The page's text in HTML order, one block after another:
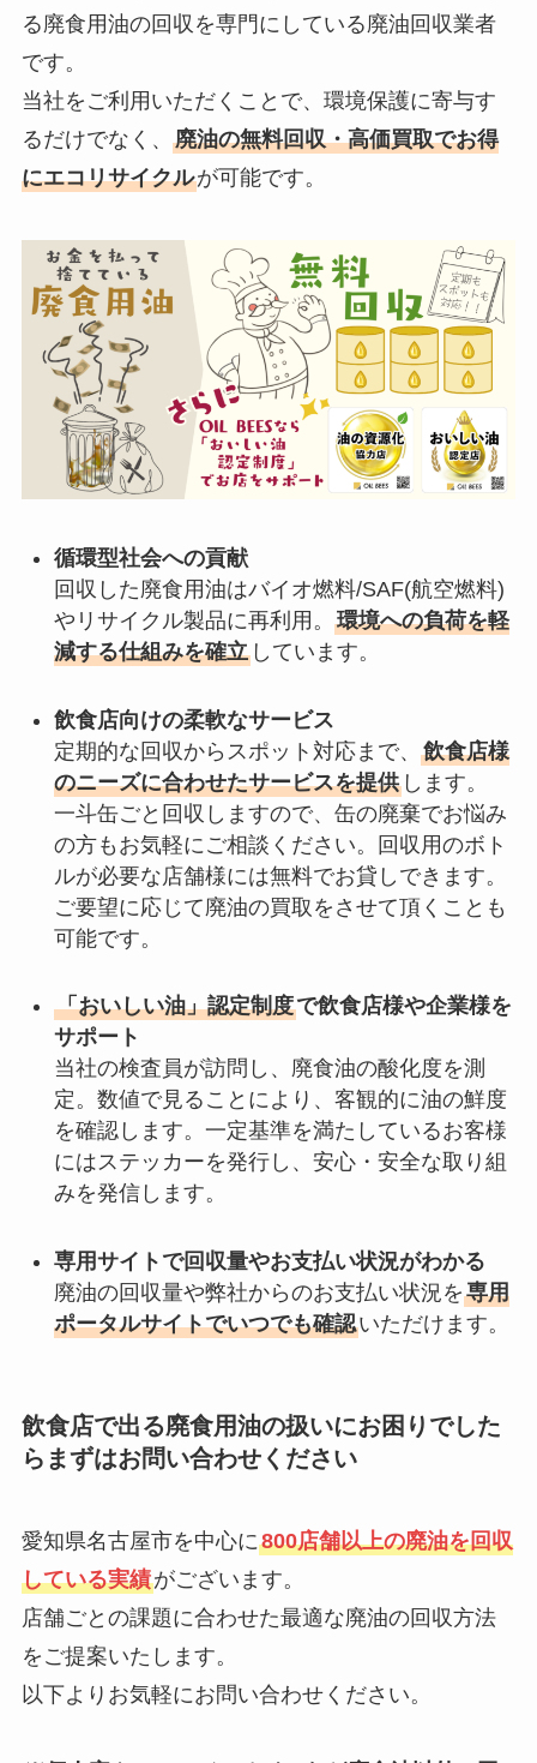
る廃食用油の回収を専門にしている廃油回収業者
です。
当社をご利用いただくことで、環境保護に寄与す
るだけでなく、 廃油の無料回収・高価買取でお得
にエコリサイクルが可能です。
循環型社会への貢献
回収した廃食用油はバイオ燃料/SAF(航空燃料)
やリサイクル製品に再利用。 環境への負荷を軽
減する仕組みを確立しています。
飲食店向けの柔軟なサービス
定期的な回収からスポット対応まで、 飲食店様
のニーズに合わせたサービスを提供します。
一斗缶ごと回収しますので、缶の廃棄でお悩み
の方もお気軽にご相談ください。回収用のボト
ルが必要な店舗様には無料でお貸しできます。
ご要望に応じて廃油の買取をさせて頂くことも
可能です。
「おいしい油」認定制度で飲食店様や企業様を
サポート
当社の検査員が訪問し、廃食油の酸化度を測
定。数値で見ることにより、客観的に油の鮮度
を確認します。一定基準を満たしているお客様
にはステッカーを発行し、安心・安全な取り組
みを発信します。
専用サイトで回収量やお支払い状況がわかる
廃油の回収量や弊社からのお支払い状況を専用
ポータルサイトでいつでも確認いただけます。
飲食店で出る廃食用油の扱いにお困りでした
らまずはお問い合わせください
愛知県名古屋市を中心に800店舗以上の廃油を回収
している実績がございます。
店舗ごとの課題に合わせた最適な廃油の回収方法
をご提案いたします。
以下よりお気軽にお問い合わせください。